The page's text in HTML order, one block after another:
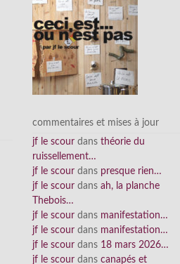
commentaires et mises à jour
jf le scour dans théorie du
ruissellement…
jf le scour dans presque rien…
jf le scour dans ah, la planche
Thebois…
jf le scour dans manifestation…
jf le scour dans manifestation…
jf le scour dans 18 mars 2026…
jf le scour dans canapés et